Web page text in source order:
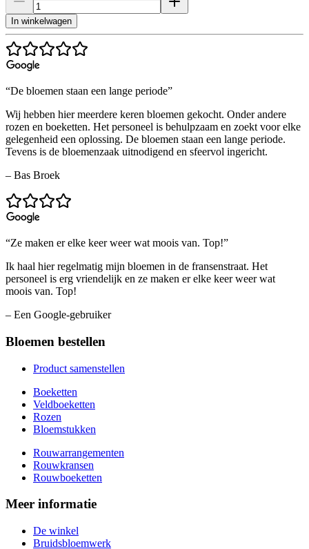
In winkelwagen
“De bloemen staan een lange periode”
Wij hebben hier meerdere keren bloemen gekocht. Onder andere
rozen en boeketten. Het personeel is behulpzaam en zoekt voor elke
gelegenheid een oplossing. De bloemen staan een lange periode.
Tevens is de bloemenzaak uitnodigend en sfeervol ingericht.
– Bas Broek
“Ze maken er elke keer weer wat moois van. Top!”
Ik haal hier regelmatig mijn bloemen in de fransenstraat. Het
personeel is erg vriendelijk en ze maken er elke keer weer wat
moois van. Top!
– Een Google-gebruiker
Bloemen bestellen
Product samenstellen
Boeketten
Veldboeketten
Rozen
Bloemstukken
Rouwarrangementen
Rouwkransen
Rouwboeketten
Meer informatie
De winkel
Bruidsbloemwerk